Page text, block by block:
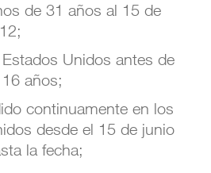
de 31 años al 15 de
Unidos antes de
años;
continuamente en los
desde el 15 de junio
la fecha;